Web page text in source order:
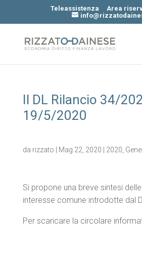
Teleassistenza
Area
Il DL Rilancio 34/
19/5/2020
da rizzato Mag 22, 2020 2020
Si propone una breve sintesi
interesse comune introdotte dal
Per scaricare la circolare